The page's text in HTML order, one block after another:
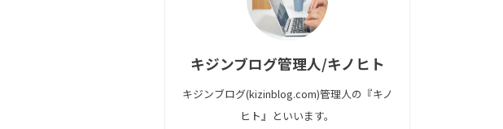
キジンブログ管理人/キノヒト
キジンブログ(kizinblog.com)管理人の『キノ
ヒト』といいます。